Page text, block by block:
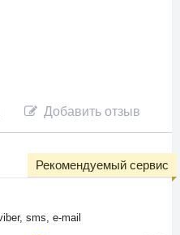
Добавить отзыв
sms, e-mail
Рекомендуемый сервис